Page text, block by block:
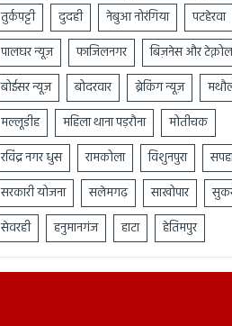
तुर्कपट्टी
दुदही नेबुआ नोरंगिया पटहेरवा
पालघर न्यूज़
फाजिलनगर
बिज़नेस और
बोईसर न्यूज़
बोदरवार ब्रेकिंग न्यूज़
मल्लूडीह
महिला थाना पड़रौना
मोतीचक
रविंद्र नगर धुस
रामकोला विशुनपुरा
सरकारी योजना
सलेमगढ़ साखोपार
सेवरही
हनुमानगंज हाटा हेतिमपुर